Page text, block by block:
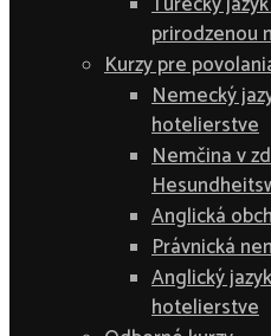
prirodzenou
Kurzy pre
Nemecký
hotelierstve
Nemčina v
Anglická
Právnická
Anglický
hotelierstve